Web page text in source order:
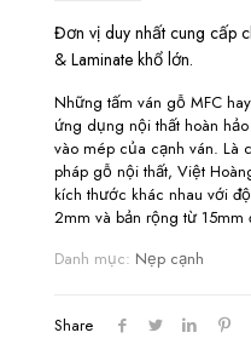
Đơn vị duy nhất cung cấp
& Laminate khổ lớn.
Những tấm ván gỗ MFC
ứng dụng nội thất hoàn
vào mép của cạnh ván. Là
pháp gỗ nội thất, Việt
kích thước khác nhau với
2mm và bản rộng từ 15mm
Danh mục: Nẹp cạnh
Share